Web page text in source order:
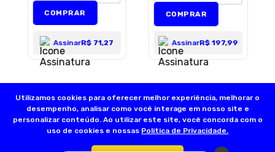
Utilizamos cookies para oferecer melhor experiência, melhorar o
desempenho, analisar como você interage em nosso site e
personalizar conteúdo. Ao utilizar este site, você concorda com o
uso de cookies e nossas Politica de Privacidade.
COMPRAR
AssinarR$ 71,27
COMPRAR
AssinarR$ 197,99